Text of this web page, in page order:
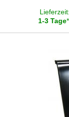
Cinch-Kabel
Entstörmaterial
Lieferzeit:
1-3 Tage